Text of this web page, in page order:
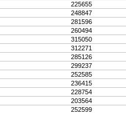
225655
248847
281596
260494
315050
312271
285126
299237
252585
236415
228754
203564
252599